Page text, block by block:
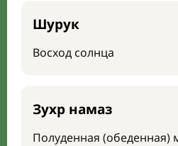
Шурук
Восход солнца
Зухр намаз
Полуденная (обеденная)